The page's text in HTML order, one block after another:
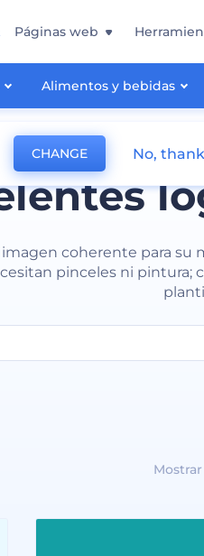
Alimentos y bebidas
Páginas web
imagen coherente para su
pinceles ni pintura;
Mostrar
CHANGE No,